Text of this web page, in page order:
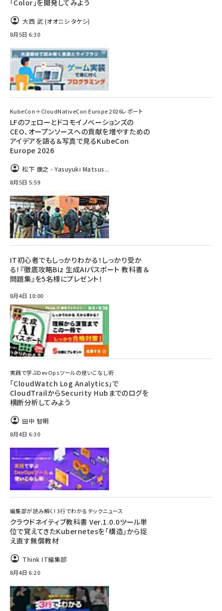
「Color」を開発してみよう
大西 武 (オオニシ タケシ)
8月5日 6:30
KubeCon＋CloudNativeCon Europe 2026レポート
LFのフェローとドコモイノベーションズの
CEO、オープンソースへの貢献を増やすための
アイデアを語る＆写真で見るKubeCon
Europe 2026
松下 康之 - Yasuyuki Matsus...
8月5日 5:59
IT初心者でもしっかりわかる！しっかり受か
る！『徹底攻略Biz 生成AIパスポート 教科書＆
問題集』を5名様にプレゼント！
8月4日 10:00
実践で学ぶDevOpsツールの使いこなし術
「CloudWatch Log Analytics」で
CloudTrailからSecurity Hubまでのログを
横断分析してみよう
田中 智明
8月4日 6:30
編集部が読み解く! 3行でわかるテックニュース
クラウドネイティブ教科書 Ver.1.0.0――ツール単
位で覚えてきたKubernetesを「構造」から捉
え直す無償教材
Think IT編集部
8月4日 6:20